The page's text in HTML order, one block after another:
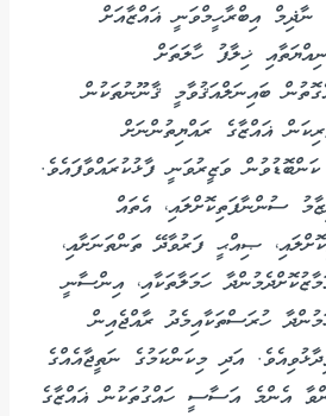
އިބްރާހީމްވަނީ ޣައްޒާއަށް
ޚިލާފު ހާލަތަށް
ބައިނަލްއަޤުވާމީ ޤާނޫނުތަކުން
ޣައްޒާގެ ރައްޔިތުންނަށް
ވަޒީރުވަނީ ފާޅުކުރައްވާފައެވެ.
ސުންނާފަތިކޮށްލައި، އެތައް
ޞިއްޙީ ފަރުވާދޭ ތަންތަނަށާއި،
ހަމަލާތަކާއި، އިންސާނީ
ހުރަސްތަކާއިމެދު ރާއްޖެއިން
އަދި މިކަންކަމުގެ ނަތީޖާއެއްގެ
އެންމެ އަސާސީ ހައްގުތަކުން ޣައްޒާގެ